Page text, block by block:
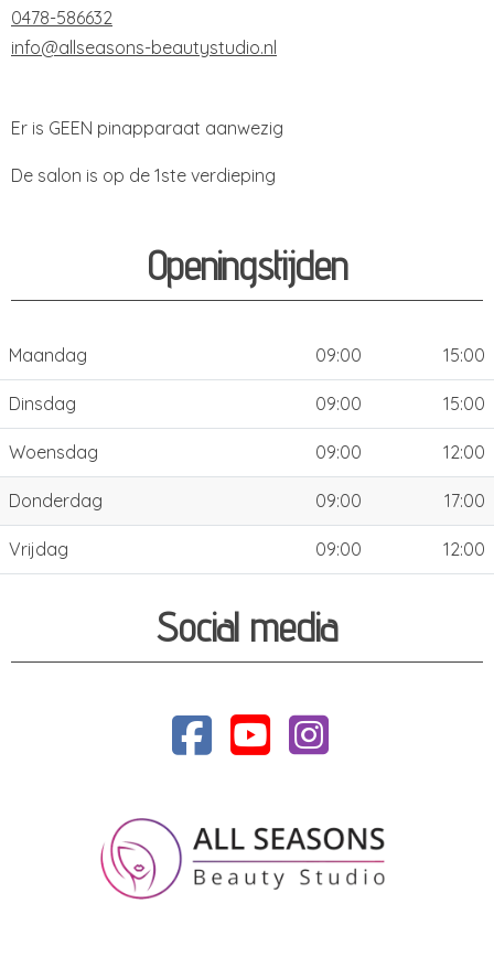
0478-586632
info@allseasons-beautystudio.nl
Er is GEEN pinapparaat aanwezig
De salon is op de 1ste verdieping
Openingstijden
Maandag 09:00 15:00
Dinsdag 09:00 15:00
Woensdag 09:00 12:00
Donderdag 09:00 17:00
Vrijdag 09:00 12:00
Social media